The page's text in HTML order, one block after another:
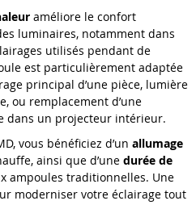
améliore le confort
luminaires, notamment dans
utilisés pendant de
est particulièrement adaptée
principal d’une pièce, lumière
ou remplacement d’une
dans un projecteur intérieur.
vous bénéficiez d’un allumage
ainsi que d’une durée de
ampoules traditionnelles. Une
moderniser votre éclairage tout